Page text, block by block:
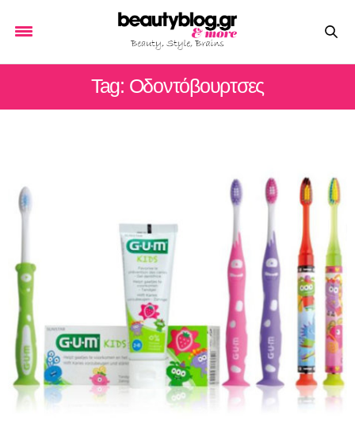
Tag: Οδοντόβουρτσες